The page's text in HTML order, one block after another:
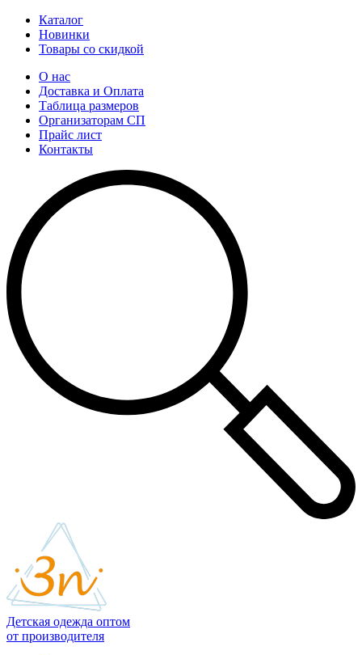
Каталог
Новинки
Товары со скидкой
О нас
Доставка и Оплата
Таблица размеров
Организаторам СП
Прайс лист
Контакты
Детская одежда оптом
от производителя